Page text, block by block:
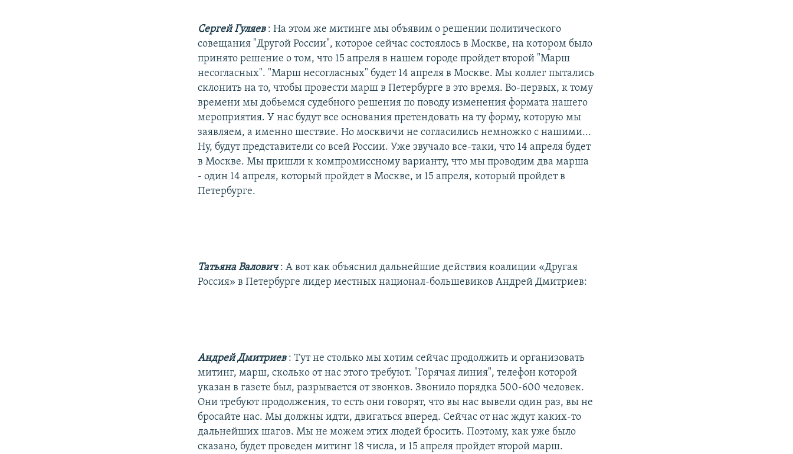
Сергей Гуляев : На этом же митинге мы объявим о решении политического
совещания "Другой России", которое сейчас состоялось в Москве, на котором было
принято решение о том, что 15 апреля в нашем городе пройдет второй "Марш
несогласных". "Марш несогласных" будет 14 апреля в Москве. Мы коллег пытались
склонить на то, чтобы провести марш в Петербурге в это время. Во-первых, к тому
времени мы добьемся судебного решения по поводу изменения формата нашего
мероприятия. У нас будут все основания претендовать на ту форму, которую мы
заявляем, а именно шествие. Но москвичи не согласились немножко с нашими...
Ну, будут представители со всей России. Уже звучало все-таки, что 14 апреля будет
в Москве. Мы пришли к компромиссному варианту, что мы проводим два марша
- один 14 апреля, который пройдет в Москве, и 15 апреля, который пройдет в
Петербурге.
Татьяна Валович: А вот как объяснил дальнейшие действия коалиции «Другая
Россия» в Петербурге лидер местных национал-большевиков Андрей Дмитриев:
Андрей Дмитриев : Тут не столько мы хотим сейчас продолжить и организовать
митинг, марш, сколько от нас этого требуют. "Горячая линия", телефон которой
указан в газете был, разрывается от звонков. Звонило порядка 500-600 человек.
Они требуют продолжения, то есть они говорят, что вы нас вывели один раз, вы не
бросайте нас. Мы должны идти, двигаться вперед. Сейчас от нас ждут каких-то
дальнейших шагов. Мы не можем этих людей бросить. Поэтому, как уже было
сказано, будет проведен митинг 18 числа, и 15 апреля пройдет второй марш.